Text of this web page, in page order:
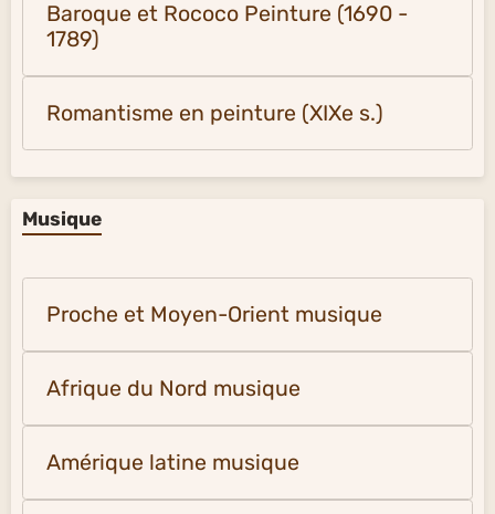
Baroque et Rococo Peinture (1690 -
1789)
Romantisme en peinture (XIXe s.)
Musique
Proche et Moyen-Orient musique
Afrique du Nord musique
Amérique latine musique